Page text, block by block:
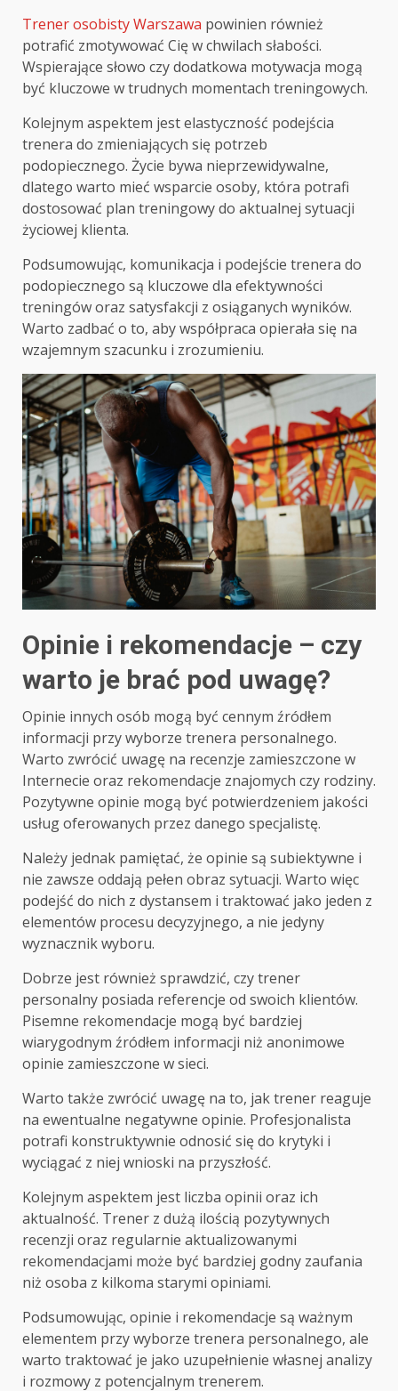
Trener osobisty Warszawa powinien również
potrafić zmotywować Cię w chwilach słabości.
Wspierające słowo czy dodatkowa motywacja mogą
być kluczowe w trudnych momentach treningowych.
Kolejnym aspektem jest elastyczność podejścia
trenera do zmieniających się potrzeb
podopiecznego. Życie bywa nieprzewidywalne,
dlatego warto mieć wsparcie osoby, która potrafi
dostosować plan treningowy do aktualnej sytuacji
życiowej klienta.
Podsumowując, komunikacja i podejście trenera do
podopiecznego są kluczowe dla efektywności
treningów oraz satysfakcji z osiąganych wyników.
Warto zadbać o to, aby współpraca opierała się na
wzajemnym szacunku i zrozumieniu.
Opinie i rekomendacje – czy
warto je brać pod uwagę?
Opinie innych osób mogą być cennym źródłem
informacji przy wyborze trenera personalnego.
Warto zwrócić uwagę na recenzje zamieszczone w
Internecie oraz rekomendacje znajomych czy rodziny.
Pozytywne opinie mogą być potwierdzeniem jakości
usług oferowanych przez danego specjalistę.
Należy jednak pamiętać, że opinie są subiektywne i
nie zawsze oddają pełen obraz sytuacji. Warto więc
podejść do nich z dystansem i traktować jako jeden z
elementów procesu decyzyjnego, a nie jedyny
wyznacznik wyboru.
Dobrze jest również sprawdzić, czy trener
personalny posiada referencje od swoich klientów.
Pisemne rekomendacje mogą być bardziej
wiarygodnym źródłem informacji niż anonimowe
opinie zamieszczone w sieci.
Warto także zwrócić uwagę na to, jak trener reaguje
na ewentualne negatywne opinie. Profesjonalista
potrafi konstruktywnie odnosić się do krytyki i
wyciągać z niej wnioski na przyszłość.
Kolejnym aspektem jest liczba opinii oraz ich
aktualność. Trener z dużą ilością pozytywnych
recenzji oraz regularnie aktualizowanymi
rekomendacjami może być bardziej godny zaufania
niż osoba z kilkoma starymi opiniami.
Podsumowując, opinie i rekomendacje są ważnym
elementem przy wyborze trenera personalnego, ale
warto traktować je jako uzupełnienie własnej analizy
i rozmowy z potencjalnym trenerem.